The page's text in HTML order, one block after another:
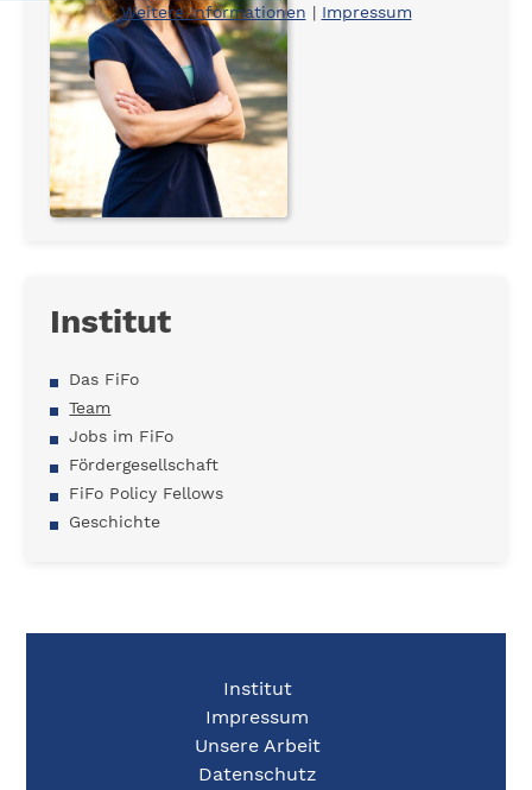
Institut
Das FiFo
Team
Jobs im FiFo
Fördergesellschaft
FiFo Policy Fellows
Geschichte
Institut
Impressum
Unsere Arbeit
Datenschutz
Weitere Informationen | Impressum